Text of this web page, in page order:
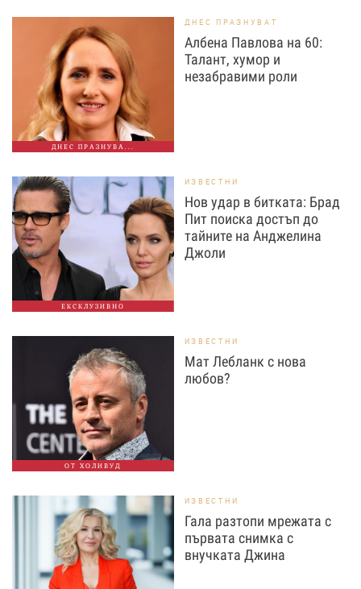
ДНЕС ПРАЗНУВА...
ДНЕС ПРАЗНУВАТ
Албена Павлова на 60:
Талант, хумор и
незабравими роли
ЕКСКЛУЗИВНО
ИЗВЕСТНИ
Нов удар в битката: Брад
Пит поиска достъп до
тайните на Анджелина
Джоли
ОТ ХОЛИВУД
ИЗВЕСТНИ
Мат Лебланк с нова
любов?
ИЗВЕСТНИ
Гала разтопи мрежата с
първата снимка с
внучката Джина